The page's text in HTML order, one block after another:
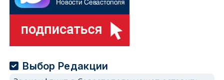
Выбор Редакции